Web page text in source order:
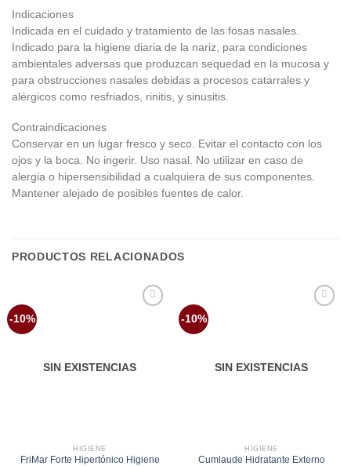
Indicaciones
Indicada en el cuidado y tratamiento de las fosas nasales.
Indicado para la higiene diaria de la nariz, para condiciones
ambientales adversas que produzcan sequedad en la mucosa y
para obstrucciones nasales debidas a procesos catarrales y
alérgicos como resfriados, rinitis, y sinusitis.
Contraindicaciones
Conservar en un lugar fresco y seco. Evitar el contacto con los
ojos y la boca. No ingerir. Uso nasal. No utilizar en caso de
alergia o hipersensibilidad a cualquiera de sus componentes.
Mantener alejado de posibles fuentes de calor.
PRODUCTOS RELACIONADOS
-10%
SIN EXISTENCIAS
HIGIENE
FriMar Forte Hipertónico Higiene
-10%
SIN EXISTENCIAS
HIGIENE
Cumlaude Hidratante Externo